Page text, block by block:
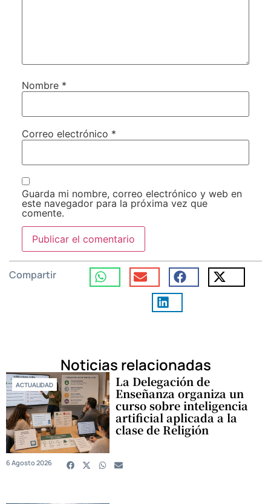
Nombre *
Correo electrónico *
Guarda mi nombre, correo electrónico y web en
este navegador para la próxima vez que
comente.
Compartir
Noticias relacionadas
ACTUALIDAD La Delegación de
Enseñanza organiza un
curso sobre inteligencia
artificial aplicada a la
clase de Religión
6 Agosto 2026